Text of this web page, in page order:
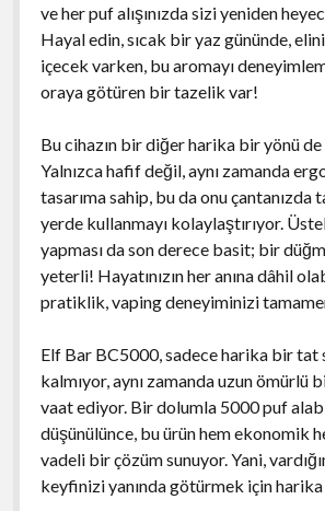
ve her puf alışınızda sizi yeniden
Hayal edin, sıcak bir yaz gününde,
içecek varken, bu aromayı
oraya götüren bir tazelik var!
Bu cihazın bir diğer harika bir yönü
Yalnızca hafif değil, aynı zamanda
tasarıma sahip, bu da onu çantanızda
yerde kullanmayı kolaylaştırıyor.
yapması da son derece basit; bir
yeterli! Hayatınızın her anına dâhil
pratiklik, vaping deneyiminizi
Elf Bar BC5000, sadece harika bir tat
kalmıyor, aynı zamanda uzun ömürlü
vaat ediyor. Bir dolumla 5000 puf
düşünülünce, bu ürün hem ekonomik
vadeli bir çözüm sunuyor. Yani,
keyfinizi yanında götürmek için